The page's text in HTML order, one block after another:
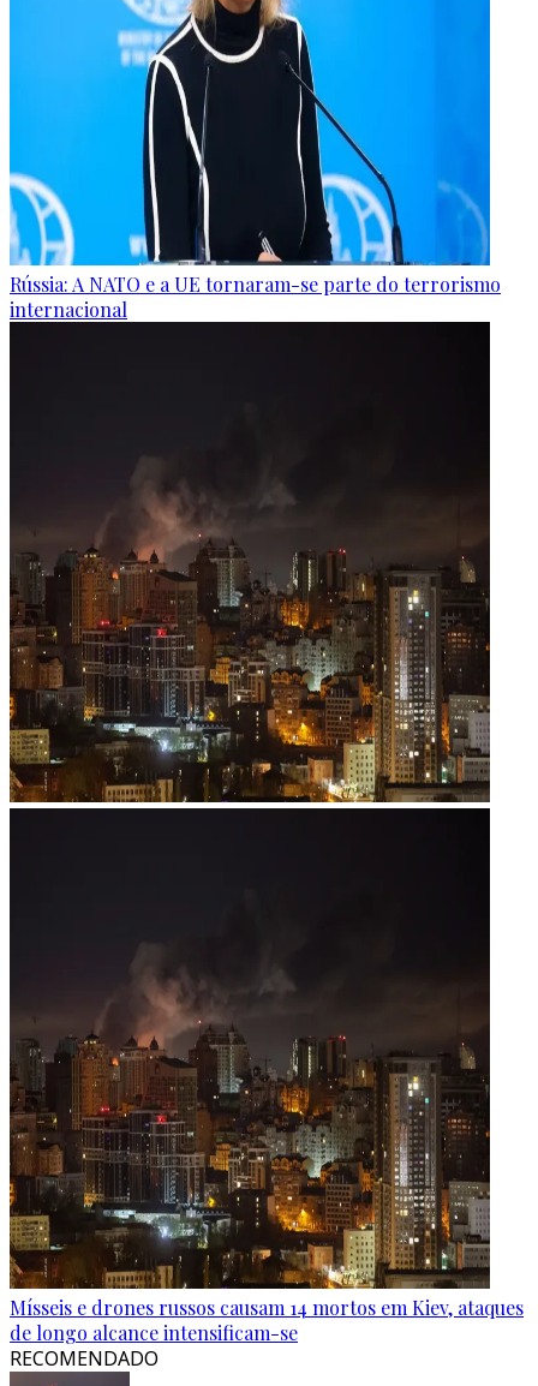
Rússia: A NATO e a UE tornaram-se parte do terrorismo
internacional
Mísseis e drones russos causam 14 mortos em Kiev, ataques
de longo alcance intensificam-se
RECOMENDADO